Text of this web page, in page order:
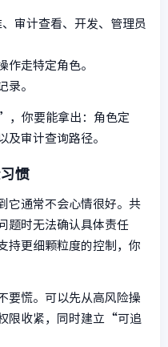
审计查看、开发、管理员
作走特定角色。
录。
，你要能拿出：角色定
及审计查询路径。
惯
它通常不会心情很好。共
题时无法确认具体责任
持更细颗粒度的控制，你
要慌。可以先从高风险操
限收紧，同时建立“可追